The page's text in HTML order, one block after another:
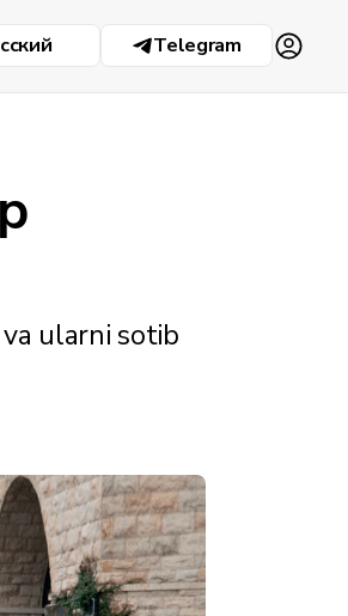
Telegram
ularni sotib